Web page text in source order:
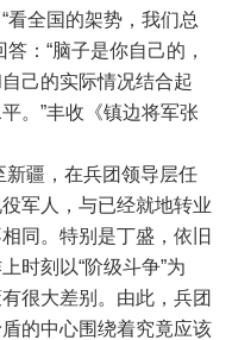
看全国的架势，我们总
：“脑子是你自己的，
己的实际情况结合起
。”丰收《镇边将军张
疆，在兵团领导层任
军人，与已经就地转业
同。特别是丁盛，依旧
时刻以“阶级斗争”为
很大差别。由此，兵团
的中心围绕着究竟应该